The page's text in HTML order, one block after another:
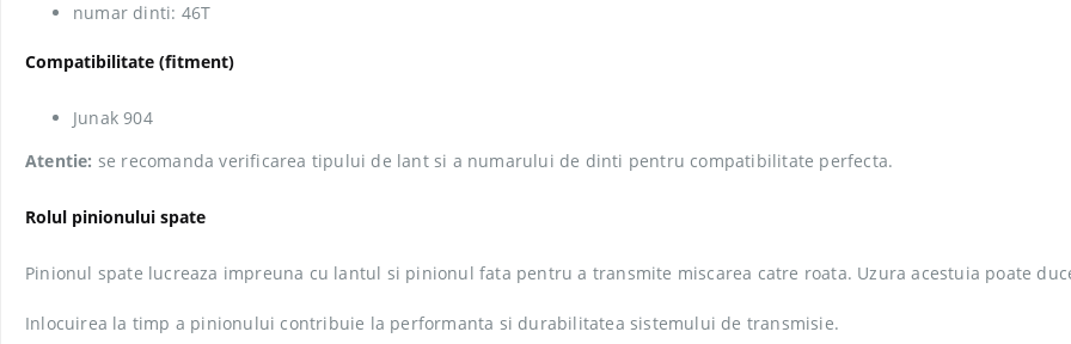
numar dinti: 46T
Compatibilitate (fitment)
Junak 904
Atentie: se recomanda verificarea tipului de lant si a numarului de dinti pentru compatibilitate perfecta.
Rolul pinionului spate
Pinionul spate lucreaza impreuna cu lantul si pinionul fata pentru a transmite miscarea catre roata. Uzura acestuia poate
Inlocuirea la timp a pinionului contribuie la performanta si durabilitatea sistemului de transmisie.